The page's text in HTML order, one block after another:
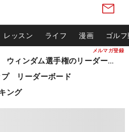
メルマガ登録
レッスン ライフ 漫画 ゴル
松山英樹ら出場 ウィンダム選手権のリーダーボード
リーダーボード
ング